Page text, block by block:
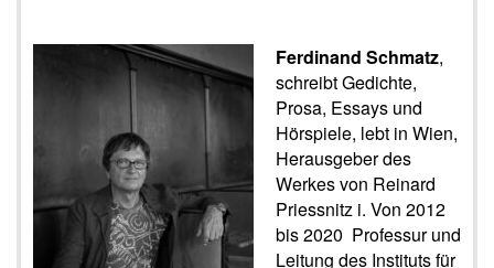
Ferdinand Schmatz,
schreibt Gedichte,
Prosa, Essays und
Hörspiele, lebt in Wien,
Herausgeber des
Werkes von Reinard
Priessnitz i. Von 2012
bis 2020 Professur und
Leitung des Instituts für